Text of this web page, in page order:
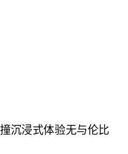
沉浸式体验无与伦比